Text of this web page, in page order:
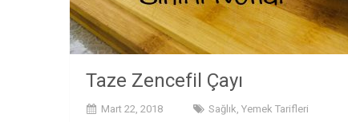
Taze Zencefil Çayı
Mart 22, 2018 Sağlık Yemek Tarifleri